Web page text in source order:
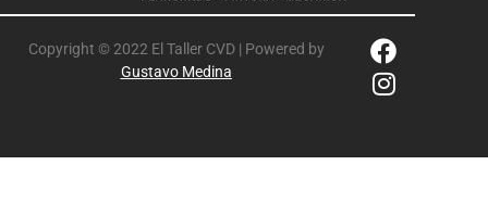
Copyright © 2022 El Taller CVD | Powered by
Gustavo Medina